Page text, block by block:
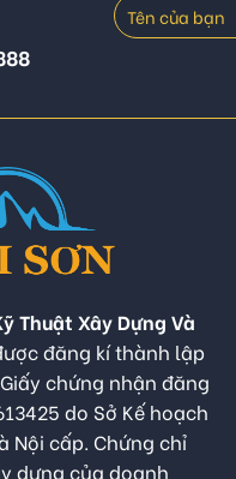
Thuật Xây Dựng Và
đăng kí thành lập
chứng nhận đăng
do Sở Kế hoạch
Nội cấp. Chứng chỉ
dựng của doanh